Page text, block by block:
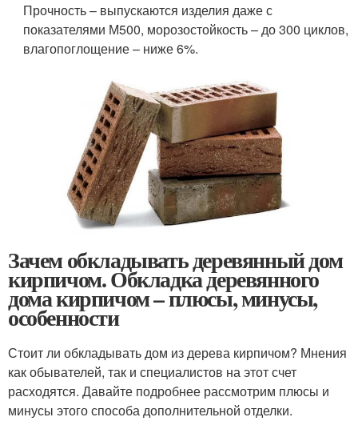
Прочность – выпускаются изделия даже с
показателями М500, морозостойкость – до 300 циклов,
влагопоглощение – ниже 6%.
Зачем обкладывать деревянный дом
кирпичом. Обкладка деревянного
дома кирпичом – плюсы, минусы,
особенности
Стоит ли обкладывать дом из дерева кирпичом? Мнения
как обывателей, так и специалистов на этот счет
расходятся. Давайте подробнее рассмотрим плюсы и
минусы этого способа дополнительной отделки.